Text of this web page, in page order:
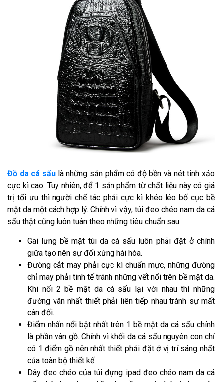
Đồ da cá sấulà những sản phẩm có độ bền và nét tinh xảo
cực kì cao. Tuy nhiên, để 1 sản phẩm từ chất liệu này có giá
trị tối ưu thì người chế tác phải cực kì khéo léo bố cục bề
mặt da một cách hợp lý. Chính vì vậy, túi đeo chéo nam da cá
sấu thật cũng luôn tuân theo những tiêu chuẩn sau:
Gai lưng bề mặt túi da cá sấu luôn phải đặt ở chính
giữa tạo nên sự đối xứng hài hòa.
Đường cắt may phải cực kì chuẩn mực, những đường
chỉ may phải tinh tế tránh những vết nổi trên bề mặt da.
Khi nối 2 bề mặt da cá sấu lại với nhau thì những
đường vân nhất thiết phải liên tiếp nhau tránh sự mất
cân đối.
Điểm nhấn nổi bật nhất trên 1 bề mặt da cá sấu chính
là phần vân gồ. Chính vì khối da cá sấu nguyên con chỉ
có 1 điểm gồ nên nhất thiết phải đặt ở vị trí sáng nhất
của toàn bộ thiết kế.
Dây đeo chéo của túi đựng ipad đeo chéo nam da cá